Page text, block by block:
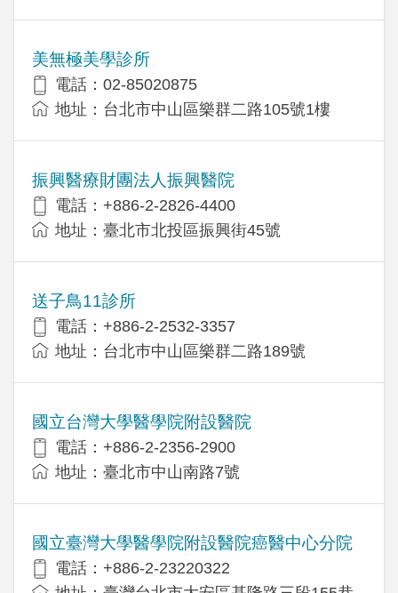
美無極美學診所
電話：02-85020875
地址：台北市中山區樂群二路105號1樓
振興醫療財團法人振興醫院
電話：+886-2-2826-4400
地址：臺北市北投區振興街45號
送子鳥11診所
電話：+886-2-2532-3357
地址：台北巿中山區樂群二路189號
國立台灣大學醫學院附設醫院
電話：+886-2-2356-2900
地址：臺北市中山南路7號
國立臺灣大學醫學院附設醫院癌醫中心分院
電話：+886-2-23220322